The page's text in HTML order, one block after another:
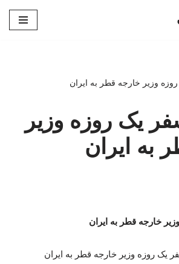
وزیر خارجه قطر به ایران
یک روزه وزیر
به ایران
خارجه قطر به ایران